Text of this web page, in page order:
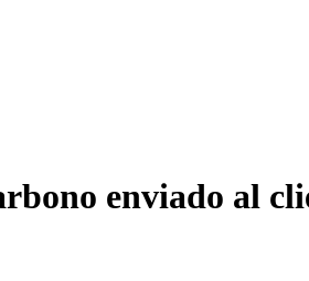
enviado al